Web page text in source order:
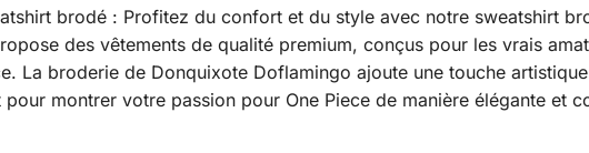
brodé : Profitez du confort et du style avec notre sweatshirt
des vêtements de qualité premium, conçus pour les vrais
La broderie de Donquixote Doflamingo ajoute une touche
montrer votre passion pour One Piece de manière élégante et